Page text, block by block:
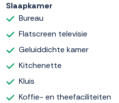
Slaapkamer
Bureau
Flatscreen televisie
Geluiddichte kamer
Kitchenette
Kluis
Koffie- en theefaciliteiten